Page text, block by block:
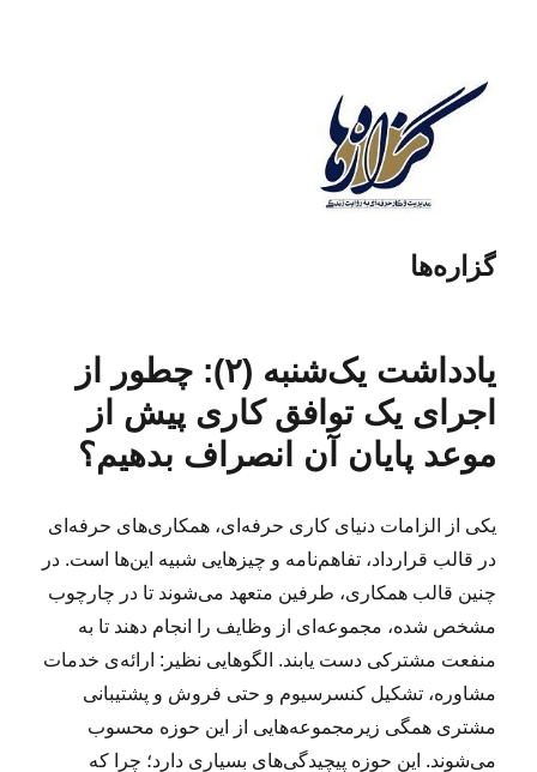
گزاره‌ها
یادداشت یک‌شنبه (۲): چطور از
اجرای یک توافق کاری پیش از
موعد پایان آن انصراف بدهیم؟
یکی از الزامات دنیای کاری حرفه‌ای، همکاری‌های حرفه‌ای
در قالب قرارداد، تفاهم‌نامه و چیزهایی شبیه این‌ها است. در
چنین قالب همکاری، طرفین متعهد می‌شوند تا در چارچوب
مشخص شده، مجموعه‌ای از وظایف را انجام دهند تا به
منفعت مشترکی دست یابند. الگوهایی نظیر: ارائه‌ی خدمات
مشاوره، تشکیل کنسرسیوم و حتی فروش و پشتیبانی
مشتری همگی زیرمجموعه‌هایی از این حوزه محسوب
می‌شوند. این حوزه پیچیدگی‌های بسیاری دارد؛ چرا که